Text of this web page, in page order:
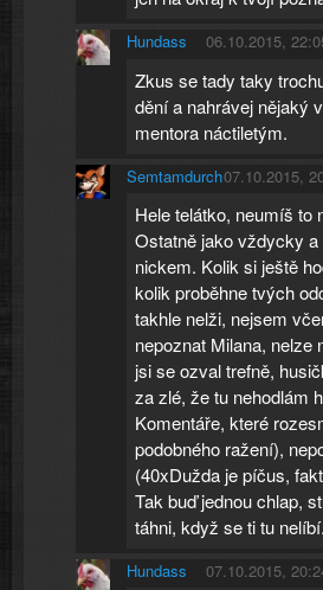
Hundass 06.10.2015,
Zkus se tady taky
dění a nahrávej nějaký
mentora náctiletým.
Semtamdurch07.10.2015,
Hele telátko, neumíš to
Ostatně jako vždycky
nickem. Kolik si ještě
kolik proběhne tvých
takhle nelži, nejsem
nepoznat Milana, nelze
jsi se ozval trefně,
za zlé, že tu nehodlám
Komentáře, které
podobného ražení),
(40xDužda je píčus,
Tak buď jednou chlap,
táhni, když se ti tu
Hundass 07.10.2015,